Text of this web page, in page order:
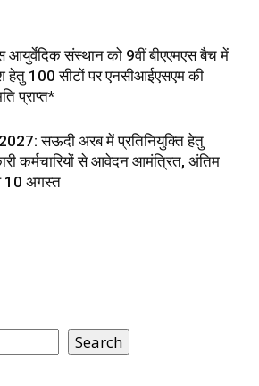
आयुर्वेदिक संस्थान को 9वीं बीएएमएस बैच में
हेतु 100 सीटों पर एनसीआईएसएम की
प्राप्त*
सऊदी अरब में प्रतिनियुक्ति हेतु
कर्मचारियों से आवेदन आमंत्रित, अंतिम
10 अगस्त
Search